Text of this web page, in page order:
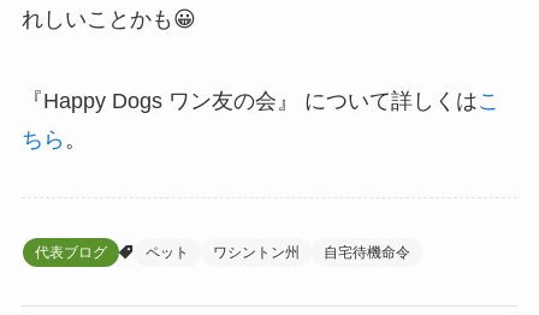
れしいことかも😀
『Happy Dogs ワン友の会』 について詳しくはこ
ちら 。
代表ブログ ペット ワシントン州 自宅待機命令